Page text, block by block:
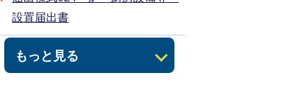
もっと見る
設置届出書